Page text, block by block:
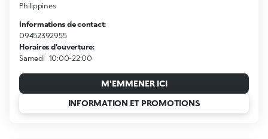
Philippines
Informations de contact:
09452392955
Horaires d'ouverture:
Samedi 10:00-22:00
M'EMMENER ICI
INFORMATION ET PROMOTIONS